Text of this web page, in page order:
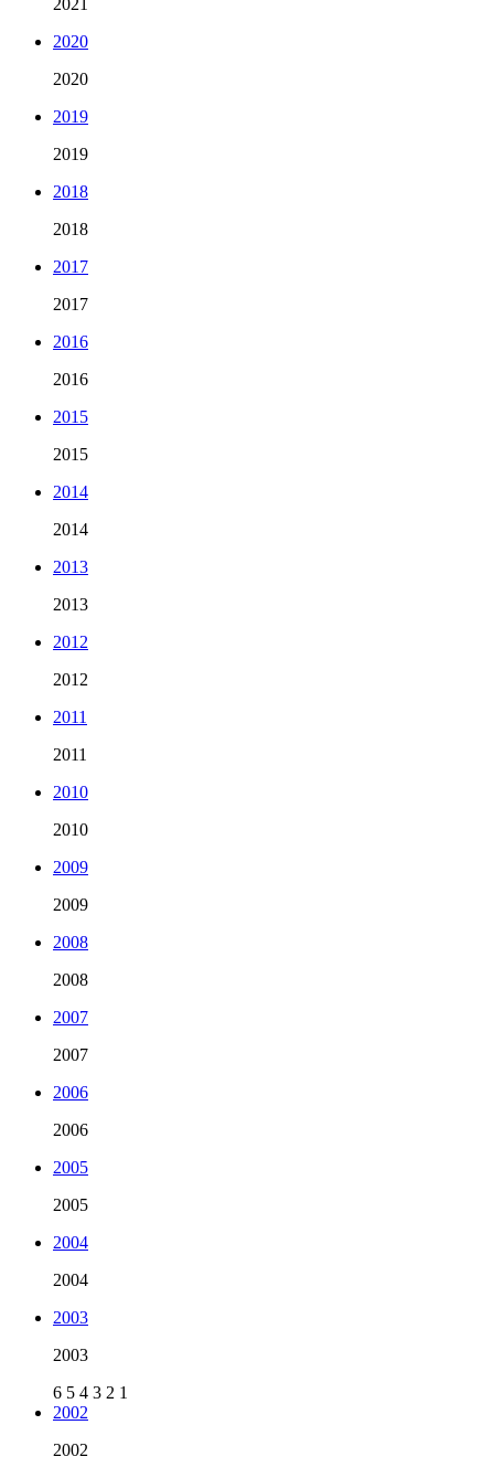
2021
2020
2020
2019
2019
2018
2018
2017
2017
2016
2016
2015
2015
2014
2014
2013
2013
2012
2012
2011
2011
2010
2010
2009
2009
2008
2008
2007
2007
2006
2006
2005
2005
2004
2004
2003
2003
6 5 4 3 2 1
2002
2002